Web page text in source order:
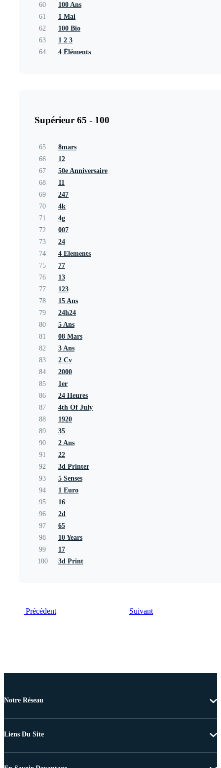
60
100 Ans
61
1 Mai
62
100 Bio
63
1 2 3
64
4 Éléments
Supérieur 65 - 100
65
8mars
66
12
67
50e Anniversaire
68
11
69
247
70
4k
71
4g
72
007
73
24
74
4 Elements
75
77
76
13
77
123
78
15 Ans
79
24h24
80
5 Ans
81
08 Mars
82
3 Ans
83
2 Cv
84
2000
85
1er
86
24 Heures
87
4th Of July
88
1920
89
35
90
2 Ans
91
22
92
3d Printer
93
5 Senses
94
1 Euro
95
16
96
2d
97
65
98
10 Years
99
17
100
3d Print
Précédent Suivant
Notre Réseau
Liens Du Site